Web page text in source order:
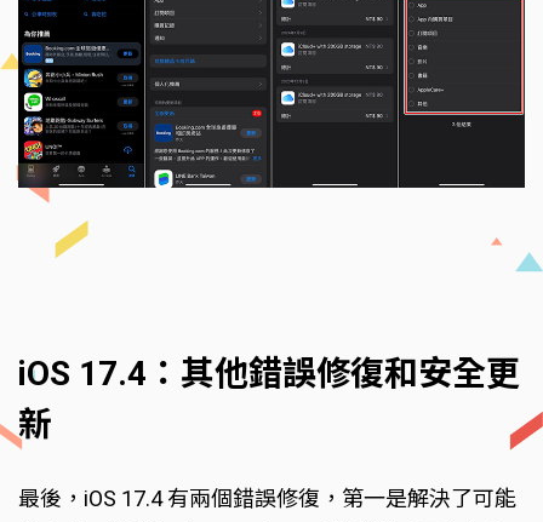
iOS 17.4：其他錯誤修復和安全更
新
最後，iOS 17.4 有兩個錯誤修復，第一是解決了可能